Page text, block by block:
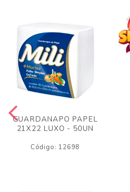
GUARDANAPO PAPEL
21X22 LUXO - 50UN
Código: 12698